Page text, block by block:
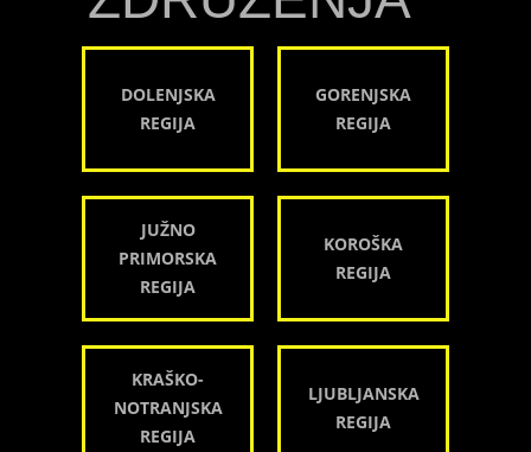
DOLENJSKA
REGIJA
GORENJSKA
REGIJA
JUŽNO
PRIMORSKA
REGIJA
KOROŠKA
REGIJA
KRAŠKO-
NOTRANJSKA
REGIJA
LJUBLJANSKA
REGIJA